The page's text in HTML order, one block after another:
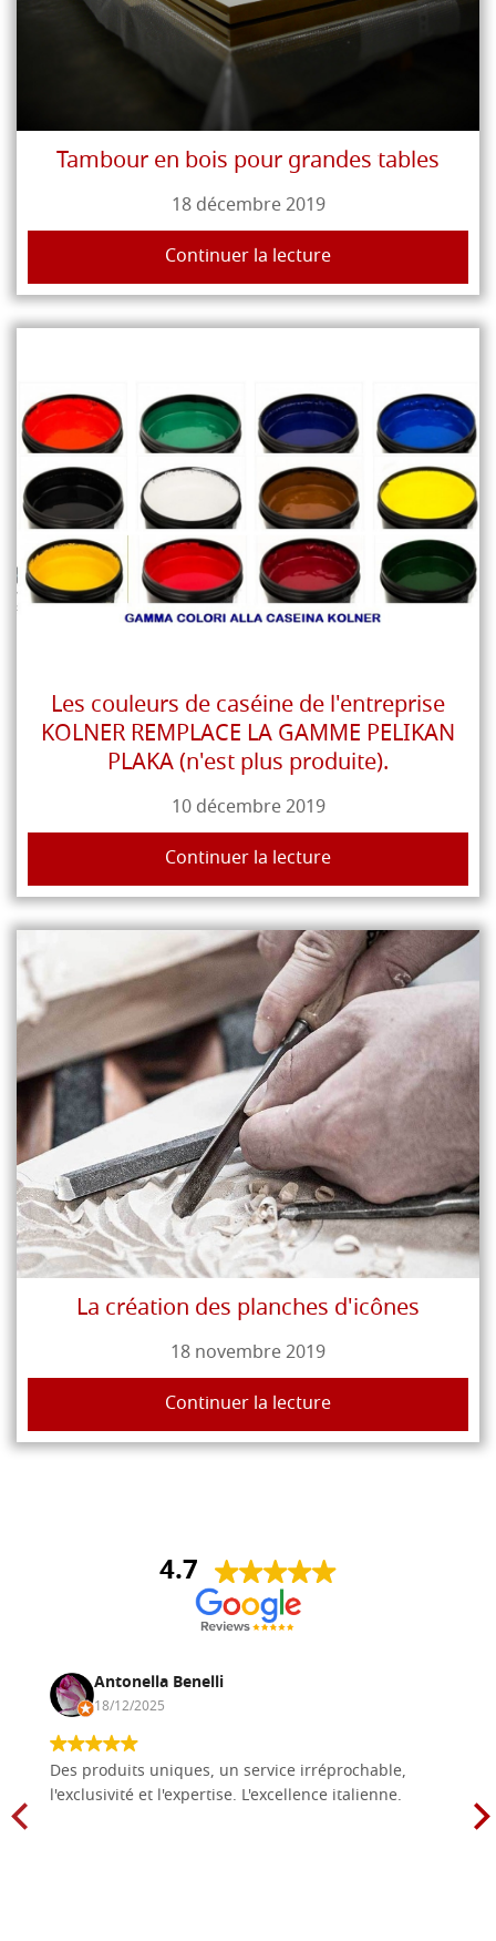
Tambour en bois pour grandes tables
18 décembre 2019
Continuer la lecture
Les couleurs de caséine de l'entreprise
KOLNER REMPLACE LA GAMME PELIKAN
PLAKA (n'est plus produite).
10 décembre 2019
Continuer la lecture
La création des planches d'icônes
18 novembre 2019
Continuer la lecture
4.7
Antonella Benelli
18/12/2025
Des produits uniques, un service irréprochable,
l'exclusivité et l'expertise. L'excellence italienne.